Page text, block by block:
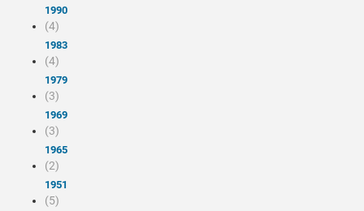
1990
(4)
1983
(4)
1979
(3)
1969
(3)
1965
(2)
1951
(5)